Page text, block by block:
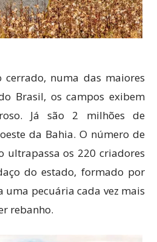
cerrado, numa das maiores
Brasil, os campos exibem
Já são 2 milhões de
da Bahia. O número de
ultrapassa os 220 criadores
do estado, formado por
pecuária cada vez mais
rebanho.